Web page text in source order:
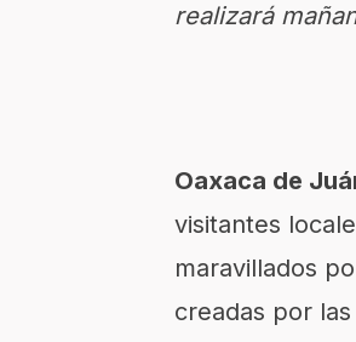
realizará
Oaxaca de
visitantes
maravillados
creadas por